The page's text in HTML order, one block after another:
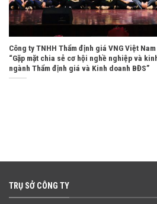
Công ty TNHH Thẩm định giá VNG Việt
“Gặp mặt chia sẻ cơ hội nghề nghiệp và
ngành Thẩm định giá và Kinh doanh BĐS”
TRỤ SỞ CÔNG TY